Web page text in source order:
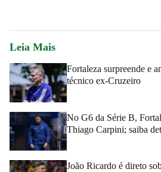
Leia Mais
Fortaleza surpreende e
técnico ex-Cruzeiro
No G6 da Série B,
Thiago Carpini; saiba
João Ricardo é direto